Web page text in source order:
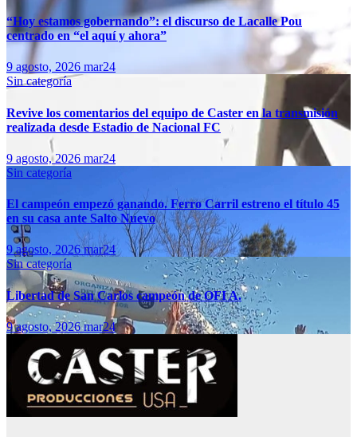
“Hoy estamos gobernando”: el discurso de Lacalle Pou
centrado en “el aquí y ahora”
9 agosto, 2026 mar24
Sin categoría
Revive los comentarios del equipo de Caster en la transmisión
realizada desde Estadio de Nacional FC
9 agosto, 2026 mar24
Sin categoría
El campeón empezó ganando. Ferro Carril estreno el título 45
en su casa ante Salto Nuevo
9 agosto, 2026mar24
Sin categoría
Libertad de San Carlos campeón de OFI A.
9 agosto, 2026mar24